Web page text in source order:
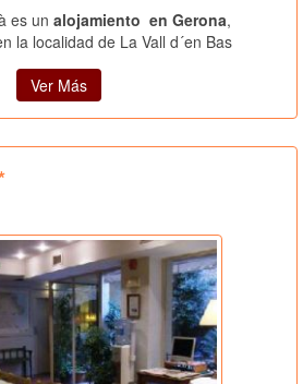
es un alojamiento en Gerona,
la localidad de La Vall d´en Bas
Ver Más